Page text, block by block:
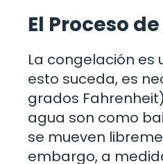
El Proceso
La congelación es
esto suceda, es
grados
agua son como
se mueven
embargo, a